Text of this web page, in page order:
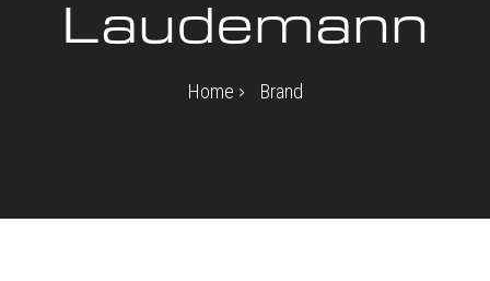
Laudemann
Home Brand